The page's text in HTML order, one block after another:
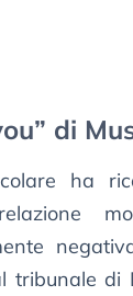
di
ha
tribunale di